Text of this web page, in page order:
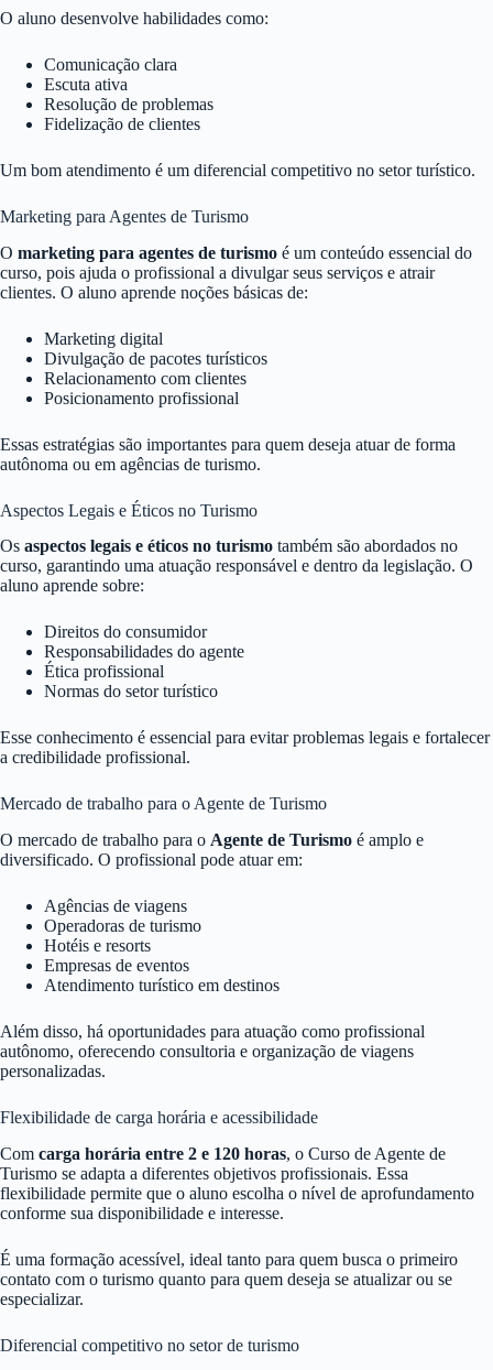
O aluno desenvolve habilidades como:
Comunicação clara
Escuta ativa
Resolução de problemas
Fidelização de clientes
Um bom atendimento é um diferencial competitivo no setor turístico.
Marketing para Agentes de Turismo
O marketing para agentes de turismo é um conteúdo essencial do
curso, pois ajuda o profissional a divulgar seus serviços e atrair
clientes. O aluno aprende noções básicas de:
Marketing digital
Divulgação de pacotes turísticos
Relacionamento com clientes
Posicionamento profissional
Essas estratégias são importantes para quem deseja atuar de forma
autônoma ou em agências de turismo.
Aspectos Legais e Éticos no Turismo
Os aspectos legais e éticos no turismo também são abordados no
curso, garantindo uma atuação responsável e dentro da legislação. O
aluno aprende sobre:
Direitos do consumidor
Responsabilidades do agente
Ética profissional
Normas do setor turístico
Esse conhecimento é essencial para evitar problemas legais e fortalecer
a credibilidade profissional.
Mercado de trabalho para o Agente de Turismo
O mercado de trabalho para o Agente de Turismo é amplo e
diversificado. O profissional pode atuar em:
Agências de viagens
Operadoras de turismo
Hotéis e resorts
Empresas de eventos
Atendimento turístico em destinos
Além disso, há oportunidades para atuação como profissional
autônomo, oferecendo consultoria e organização de viagens
personalizadas.
Flexibilidade de carga horária e acessibilidade
Com carga horária entre 2 e 120 horas, o Curso de Agente de
Turismo se adapta a diferentes objetivos profissionais. Essa
flexibilidade permite que o aluno escolha o nível de aprofundamento
conforme sua disponibilidade e interesse.
É uma formação acessível, ideal tanto para quem busca o primeiro
contato com o turismo quanto para quem deseja se atualizar ou se
especializar.
Diferencial competitivo no setor de turismo